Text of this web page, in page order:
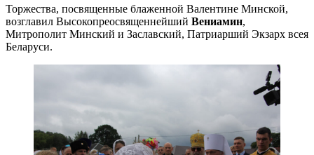
Торжества, посвященные блаженной Валентине Минской,
возглавил Высокопреосвященнейший Вениамин,
Митрополит Минский и Заславский, Патриарший Экзарх всея
Беларуси.